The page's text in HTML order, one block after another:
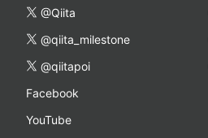
@Qiita
@qiita_milestone
@qiitapoi
Facebook
YouTube